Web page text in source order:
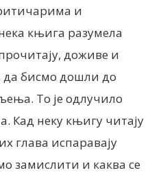
и
књига разумела
доживе и
да бисмо дошли до
То је одлучило
Кад неку књигу читају
глава испаравају
замислити и каква се